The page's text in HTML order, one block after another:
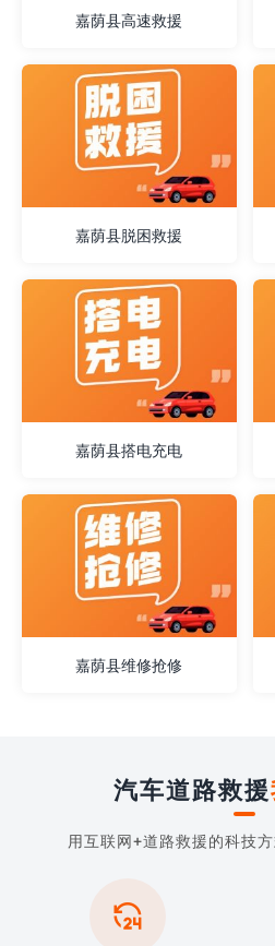
嘉荫县高速救援
嘉荫县脱困救援
嘉荫县搭电充电
嘉荫县维修抢修
汽车道路救援
用互联网+道路救援的科技
